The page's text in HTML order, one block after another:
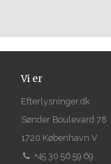
Vi er
Efterlysninger.dk
Sønder Boulevard 78
1720 København V
+45 30 56 59 69